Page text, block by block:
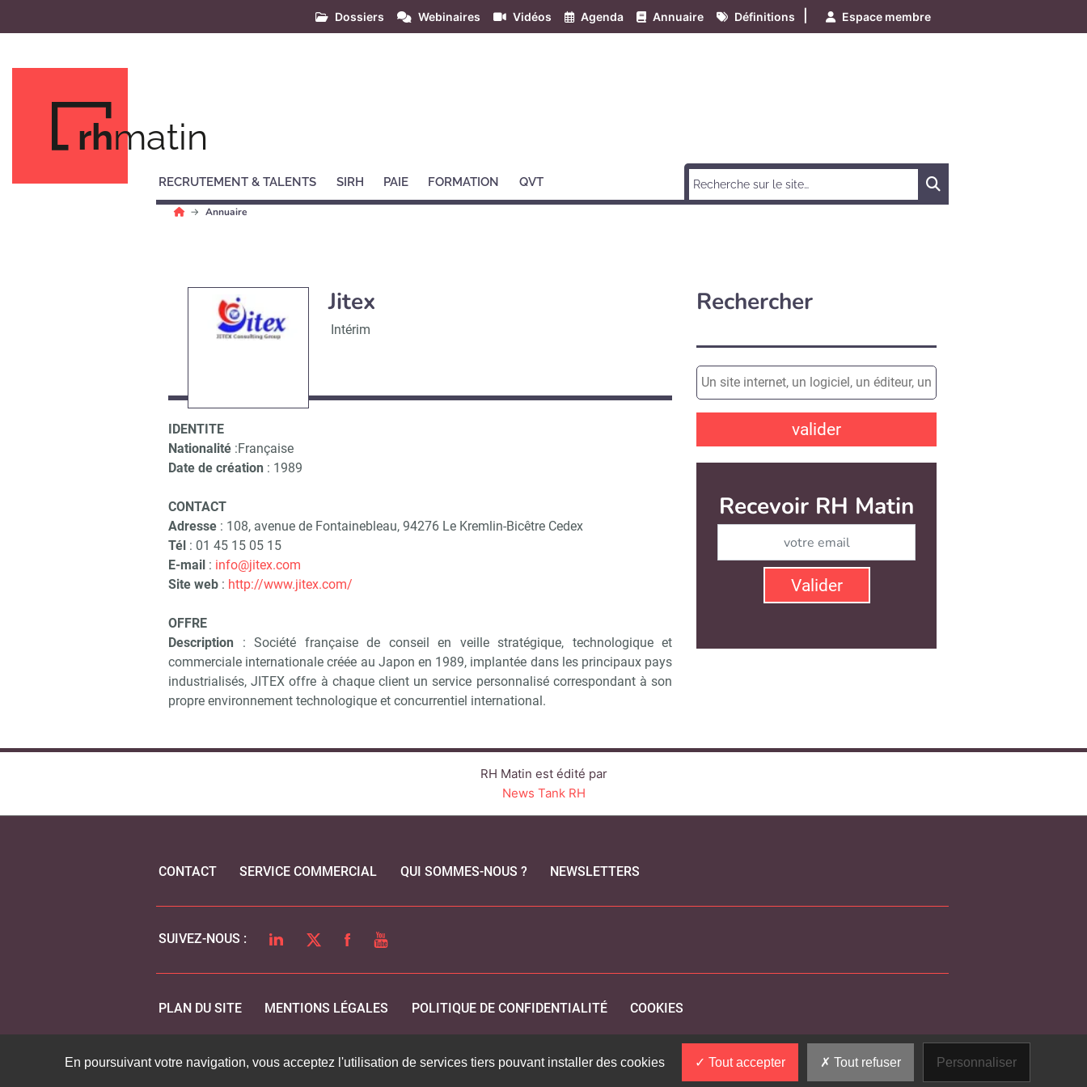
Dossiers Webinaires Vidéos Agenda Annuaire Définitions Espace membre
rhmatin
RECRUTEMENT & TALENTS SIRH PAIE FORMATION QVT
Annuaire
Jitex
Intérim
IDENTITE
Nationalité :Française
Date de création : 1989
CONTACT
Adresse : 108, avenue de Fontainebleau, 94276 Le Kremlin-Bicêtre Cedex
Tél : 01 45 15 05 15
E-mail : info@jitex.com
Site web : http://www.jitex.com/
OFFRE
Description : Société française de conseil en veille stratégique, technologique et
commerciale internationale créée au Japon en 1989, implantée dans les principaux pays
industrialisés, JITEX offre à chaque client un service personnalisé correspondant à son
propre environnement technologique et concurrentiel international.
Rechercher
valider
Recevoir RH Matin
Valider
RH Matin est édité par
News Tank RH
CONTACT SERVICE COMMERCIAL QUI SOMMES-NOUS ? NEWSLETTERS
SUIVEZ-NOUS : LINKEDINTWITTERFACEBOOK
YOUTUBE
PLAN DU SITE MENTIONS LÉGALES POLITIQUE DE CONFIDENTIALITÉ COOKIES
En poursuivant votre navigation, vous acceptez l'utilisation de services tiers pouvant installer des cookies Tout accepter Tout refuser Personnaliser